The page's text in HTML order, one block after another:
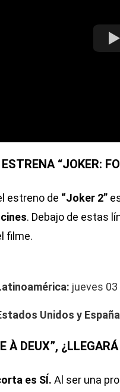
“JOKER:
estreno de “Joker 2”
. Debajo de estas
filme.
jueves
Unidos y
À DEUX”,
es SÍ. Al ser una